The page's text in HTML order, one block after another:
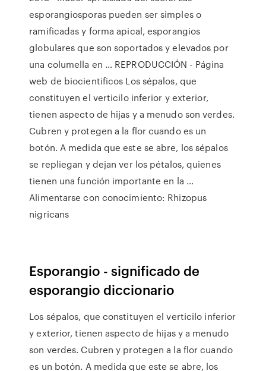
esporangiosporas pueden ser simples o
ramificadas y forma apical, esporangios
globulares que son soportados y elevados por
una columella en … REPRODUCCIÓN - Página
web de biocientificos Los sépalos, que
constituyen el verticilo inferior y exterior,
tienen aspecto de hijas y a menudo son verdes.
Cubren y protegen a la flor cuando es un
botón. A medida que este se abre, los sépalos
se repliegan y dejan ver los pétalos, quienes
tienen una función importante en la …
Alimentarse con conocimiento: Rhizopus
nigricans
Esporangio - significado de
esporangio diccionario
Los sépalos, que constituyen el verticilo inferior
y exterior, tienen aspecto de hijas y a menudo
son verdes. Cubren y protegen a la flor cuando
es un botón. A medida que este se abre, los